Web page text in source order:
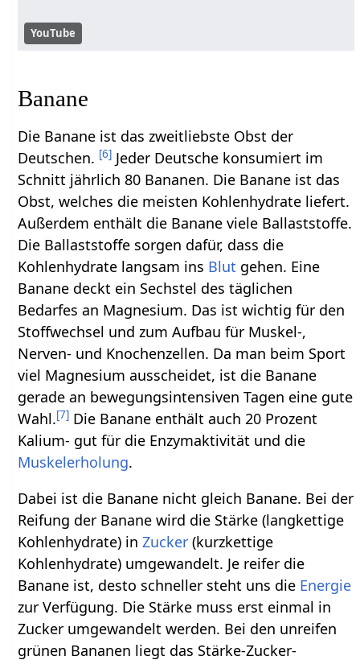
YouTube
Banane
Die Banane ist das zweitliebste Obst der
Deutschen. [6] Jeder Deutsche konsumiert im
Schnitt jährlich 80 Bananen. Die Banane ist das
Obst, welches die meisten Kohlenhydrate liefert.
Außerdem enthält die Banane viele Ballaststoffe.
Die Ballaststoffe sorgen dafür, dass die
Kohlenhydrate langsam ins Blut gehen. Eine
Banane deckt ein Sechstel des täglichen
Bedarfes an Magnesium. Das ist wichtig für den
Stoffwechsel und zum Aufbau für Muskel-,
Nerven- und Knochenzellen. Da man beim Sport
viel Magnesium ausscheidet, ist die Banane
gerade an bewegungsintensiven Tagen eine gute
Wahl.[7] Die Banane enthält auch 20 Prozent
Kalium- gut für die Enzymaktivität und die
Muskelerholung.
Dabei ist die Banane nicht gleich Banane. Bei der
Reifung der Banane wird die Stärke (langkettige
Kohlenhydrate) inZucker (kurzkettige
Kohlenhydrate) umgewandelt. Je reifer die
Banane ist, desto schneller steht uns die Energie
zur Verfügung. Die Stärke muss erst einmal in
Zucker umgewandelt werden. Bei den unreifen
grünen Bananen liegt das Stärke-Zucker-